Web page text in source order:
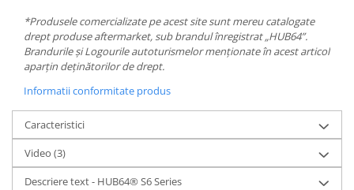
*Produsele comercializate pe acest site sunt mereu catalogate
drept produse aftermarket, sub brandul înregistrat „HUB64”.
Brandurile și Logourile autoturismelor menționate în acest articol
aparțin deținătorilor de drept.
Informatii conformitate produs
Caracteristici
Video (3)
Descriere text - HUB64® S6 Series